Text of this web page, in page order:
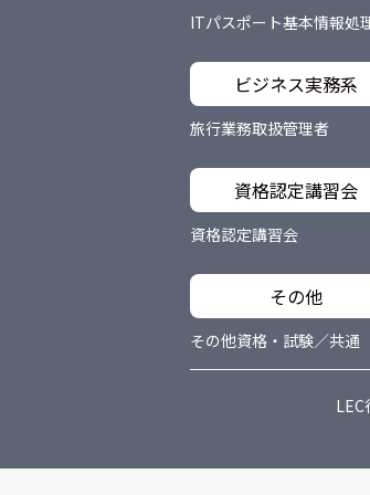
ITパスポート基本情報処
ビジネス実務系
旅行業務取扱管理者
資格認定講習会
資格認定講習会
その他
その他資格・試験／共通
LEC